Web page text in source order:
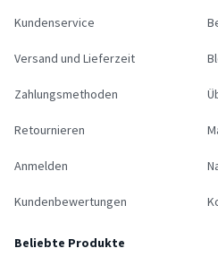
Kundenservice
Versand und Lieferzeit
Zahlungsmethoden
Retournieren
Anmelden
Kundenbewertungen
Beliebte Produkte